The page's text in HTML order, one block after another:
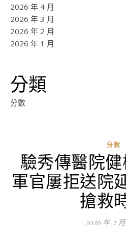
2026 年 4 月
2026 年 3 月
2026 年 2 月
2026 年 1 月
分類
分數
分數
驗秀傳醫院
軍官屢拒送院
搶救
2026 年 2